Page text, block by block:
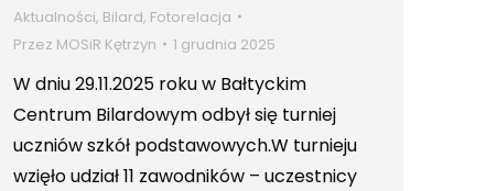
Aktualności, Bilard, Fotorelacja
Przez MOSiR Kętrzyn 1 grudnia 2025
W dniu 29.11.2025 roku w Bałtyckim
Centrum Bilardowym odbył się turniej
uczniów szkół podstawowych.W turnieju
wzięło udział 11 zawodników – uczestnicy